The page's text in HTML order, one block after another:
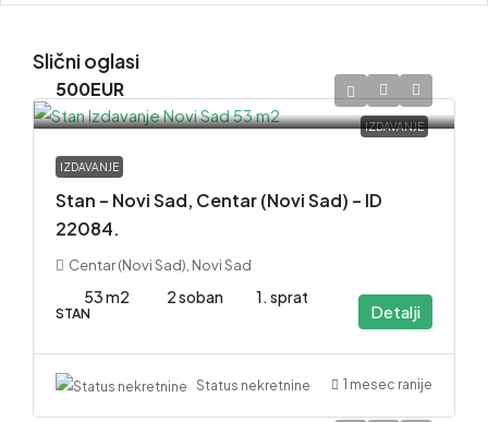
Slični oglasi
IZDAVANJE
500EUR
IZDAVANJE
Stan – Novi Sad, Centar (Novi Sad) – ID
22084.
Centar (Novi Sad), Novi Sad
53 m2 2 soban 1. sprat
STAN Detalji
Status nekretnine 1 mesec ranije